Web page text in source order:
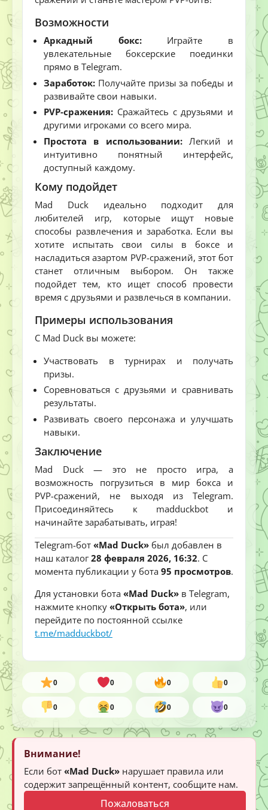
Возможности
Аркадный бокс:Играйте в
увлекательные боксерские поединки
прямо в Telegram.
Заработок: Получайте призы за победы и
развивайте свои навыки.
PVP-сражения: Сражайтесь с друзьями и
другими игроками со всего мира.
Простота в использовании:Легкий и
интуитивно понятный интерфейс,
доступный каждому.
Кому подойдет
Mad Duck идеально подходит для
любителей игр, которые ищут новые
способы развлечения и заработка. Если вы
хотите испытать свои силы в боксе и
насладиться азартом PVP-сражений, этот бот
станет отличным выбором. Он также
подойдет тем, кто ищет способ провести
время с друзьями и развлечься в компании.
Примеры использования
С Mad Duck вы можете:
Участвовать в турнирах и получать
призы.
Соревноваться с друзьями и сравнивать
результаты.
Развивать своего персонажа и улучшать
навыки.
Заключение
Mad Duck — это не просто игра, а
возможность погрузиться в мир бокса и
PVP-сражений, не выходя из Telegram.
Присоединяйтесь к madduckbot и
начинайте зарабатывать, играя!
Telegram-бот «Mad Duck» был добавлен в
наш каталог28 февраля 2026, 16:32. С
момента публикации у бота 95 просмотров.
Для установки бота «Mad Duck» в Telegram,
нажмите кнопку «Открыть бота», или
перейдите по постоянной ссылке
t.me/madduckbot/
0 0 0 0
0 0 0 0
Внимание!
Если бот «Mad Duck» нарушает правила или
содержит запрещённый контент, сообщите нам.
Пожаловаться